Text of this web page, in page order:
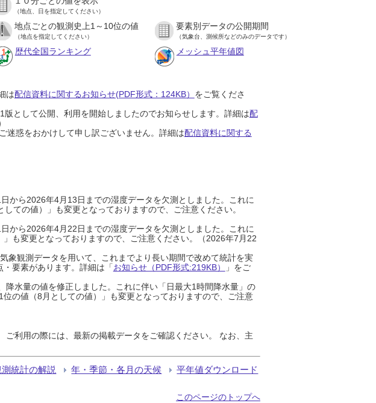
（地点、日を指定してください）
地点ごとの観測史上1～10位の値
（地点を指定してください）
要素別データの公開期間
（気象台、測候所などのみのデータです）
歴代全国ランキング メッシュ平年値図
は配信資料に関するお知らせ(PDF形式：124KB） をご覧くださ
として公開、利用を開始しましたのでお知らせします。詳細は配
迷惑をおかけして申し訳ございません。詳細は配信資料に関する
から2026年4月13日までの湿度データを欠測としました。これに
ての値）」も変更となっておりますので、ご注意ください。
から2026年4月22日までの湿度データを欠測としました。これに
も変更となっておりますので、ご注意ください。（2026年7月22
象観測データを用いて、これまでより長い期間で改めて統計を実
要素があります。詳細は「お知らせ（PDF形式:219KB）
」をご
水量の値を修正しました。これに伴い「日最大1時間降水量」の
の値（8月としての値）」も変更となっておりますので、ご注意
利用の際には、最新の掲載データをご確認ください。 なお、主
統計の解説 年・季節・各月の天候 平年値ダウンロード
このページのトップへ